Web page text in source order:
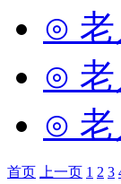
⊙ 老
⊙ 老
⊙ 老
首页 上一页 1 2 3